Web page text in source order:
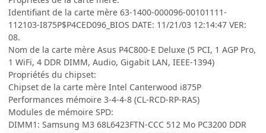
Identifiant de la carte mère 63-1400-000096-00101111-
112103-I875P$P4CED096_BIOS DATE: 11/21/03 12:14:47 VER:
08.
Nom de la carte mère Asus P4C800-E Deluxe (5 PCI, 1 AGP Pro,
1 WiFi, 4 DDR DIMM, Audio, Gigabit LAN, IEEE-1394)
Propriétés du chipset:
Chipset de la carte mère Intel Canterwood i875P
Performances mémoire 3-4-4-8 (CL-RCD-RP-RAS)
Modules de mémoire SPD:
DIMM1: Samsung M3 68L6423FTN-CCC 512 Mo PC3200 DDR